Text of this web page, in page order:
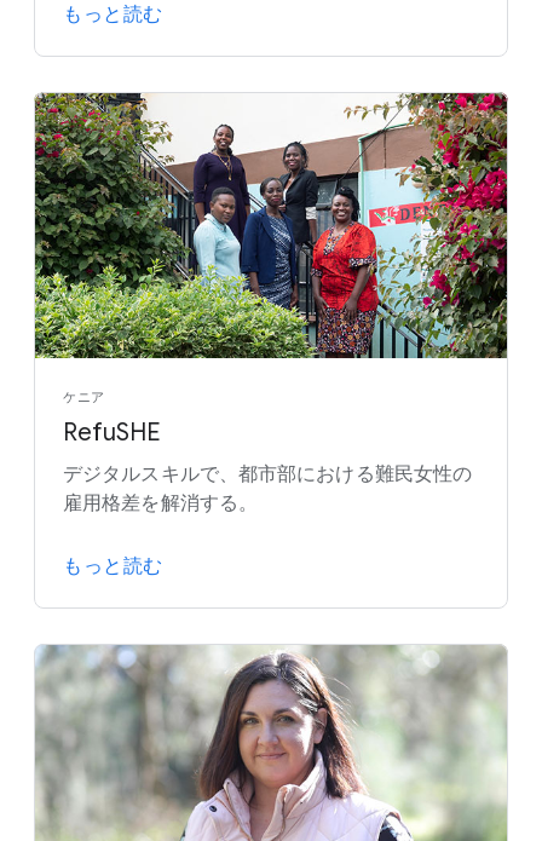
もっと読む
ケニア
RefuSHE
デジタルスキルで、都市部における難民女性の
雇用格差を解消する。
もっと読む